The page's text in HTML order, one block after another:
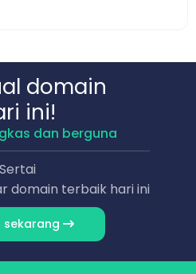
domain
ini!
dan berguna
Sertai
domain terbaik hari ini
sekarang